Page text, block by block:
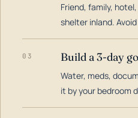
Friend, family,
shelter inland.
03 Build a 3-day
Water, meds,
it by your bedroom